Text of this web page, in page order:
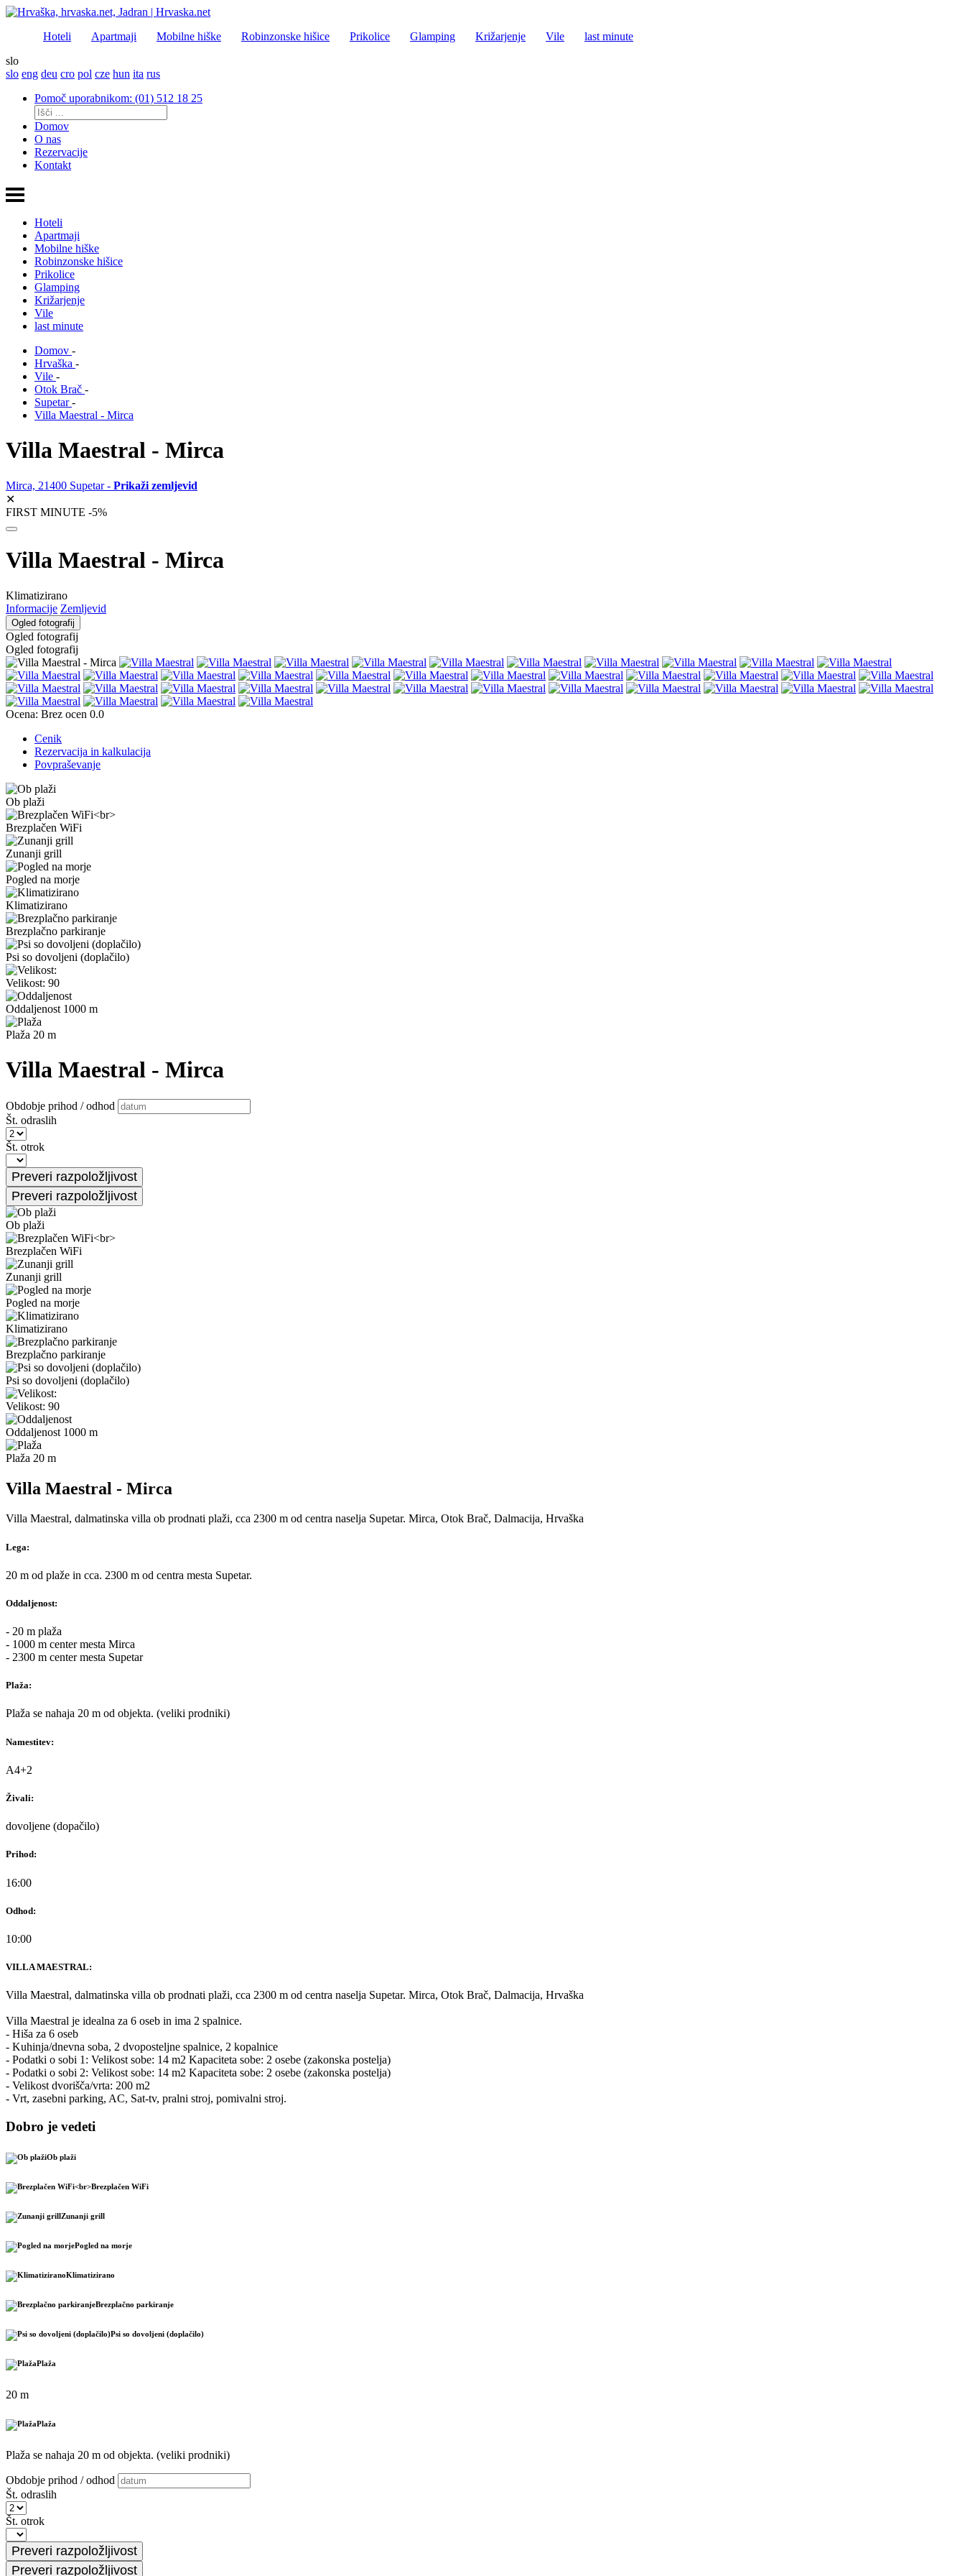
Hoteli Apartmaji Mobilne hiške Robinzonske hišice Prikolice Glamping Križarjenje Vile
last minute
slo
slo eng deu cro pol cze hun ita rus
Pomoč uporabnikom: (01) 512 18 25
Domov
O nas
Rezervacije
Kontakt
Hoteli
Apartmaji
Mobilne hiške
Robinzonske hišice
Prikolice
Glamping
Križarjenje
Vile
last minute
Domov -
Hrvaška -
Vile -
Otok Brač -
Supetar -
Villa Maestral - Mirca
Villa Maestral - Mirca
Mirca, 21400 Supetar - Prikaži zemljevid
✕
FIRST MINUTE -5%
Villa Maestral - Mirca
Klimatizirano
Informacije Zemljevid
Ogled fotografij
Ogled fotografij
Ogled fotografij
Ocena: Brez ocen 0.0
Cenik
Rezervacija in kalkulacija
Povpraševanje
Ob plaži
Brezplačen WiFi
Zunanji grill
Pogled na morje
Klimatizirano
Brezplačno parkiranje
Psi so dovoljeni (doplačilo)
Velikost: 90
Oddaljenost 1000 m
Plaža 20 m
Villa Maestral - Mirca
Obdobje prihod / odhod
Št. odraslih
Št. otrok
Ob plaži
Brezplačen WiFi
Zunanji grill
Pogled na morje
Klimatizirano
Brezplačno parkiranje
Psi so dovoljeni (doplačilo)
Velikost: 90
Oddaljenost 1000 m
Plaža 20 m
Villa Maestral - Mirca
Villa Maestral, dalmatinska villa ob prodnati plaži, cca 2300 m od centra naselja Supetar. Mirca, Otok Brač, Dalmacija, Hrvaška
Lega:
20 m od plaže in cca. 2300 m od centra mesta Supetar.
Oddaljenost:
- 20 m plaža
- 1000 m center mesta Mirca
- 2300 m center mesta Supetar
Plaža:
Plaža se nahaja 20 m od objekta. (veliki prodniki)
Namestitev:
A4+2
Živali:
dovoljene (dopačilo)
Prihod:
16:00
Odhod:
10:00
VILLA MAESTRAL:
Villa Maestral, dalmatinska villa ob prodnati plaži, cca 2300 m od centra naselja Supetar. Mirca, Otok Brač, Dalmacija, Hrvaška
Villa Maestral je idealna za 6 oseb in ima 2 spalnice.
- Hiša za 6 oseb
- Kuhinja/dnevna soba, 2 dvoposteljne spalnice, 2 kopalnice
- Podatki o sobi 1: Velikost sobe: 14 m2 Kapaciteta sobe: 2 osebe (zakonska postelja)
- Podatki o sobi 2: Velikost sobe: 14 m2 Kapaciteta sobe: 2 osebe (zakonska postelja)
- Velikost dvorišča/vrta: 200 m2
- Vrt, zasebni parking, AC, Sat-tv, pralni stroj, pomivalni stroj.
Dobro je vedeti
Ob plaži
Brezplačen WiFi
Zunanji grill
Pogled na morje
Klimatizirano
Brezplačno parkiranje
Psi so dovoljeni (doplačilo)
Plaža
20 m
Plaža
Plaža se nahaja 20 m od objekta. (veliki prodniki)
Obdobje prihod / odhod
Št. odraslih
Št. otrok